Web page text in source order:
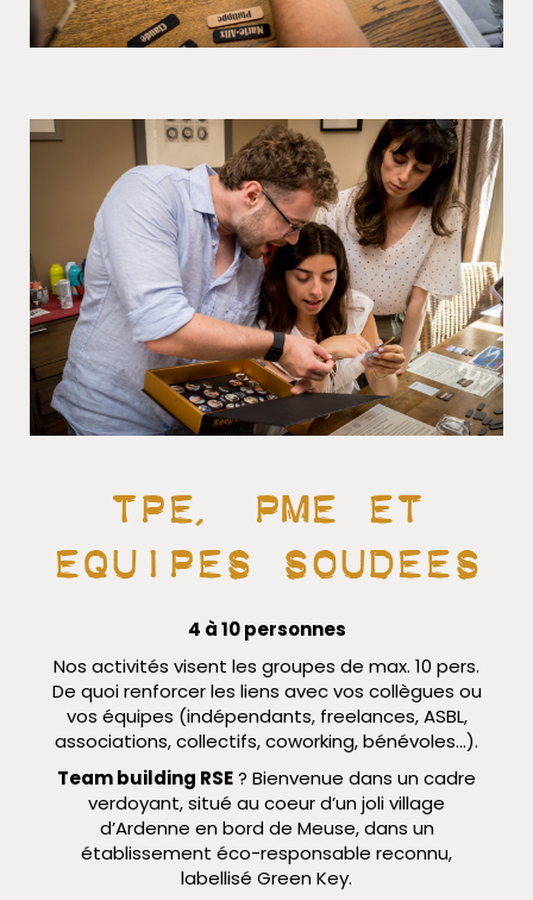
Tpe, pme et
Equipes soudEes
4 à 10 personnes
Nos activités visent les groupes de max. 10 pers.
De quoi renforcer les liens avec vos collègues ou
vos équipes (indépendants, freelances, ASBL,
associations, collectifs, coworking, bénévoles…).
Team building RSE? Bienvenue dans un cadre
verdoyant, situé au coeur d’un joli village
d’Ardenne en bord de Meuse, dans un
établissement éco-responsable reconnu,
labellisé Green Key.